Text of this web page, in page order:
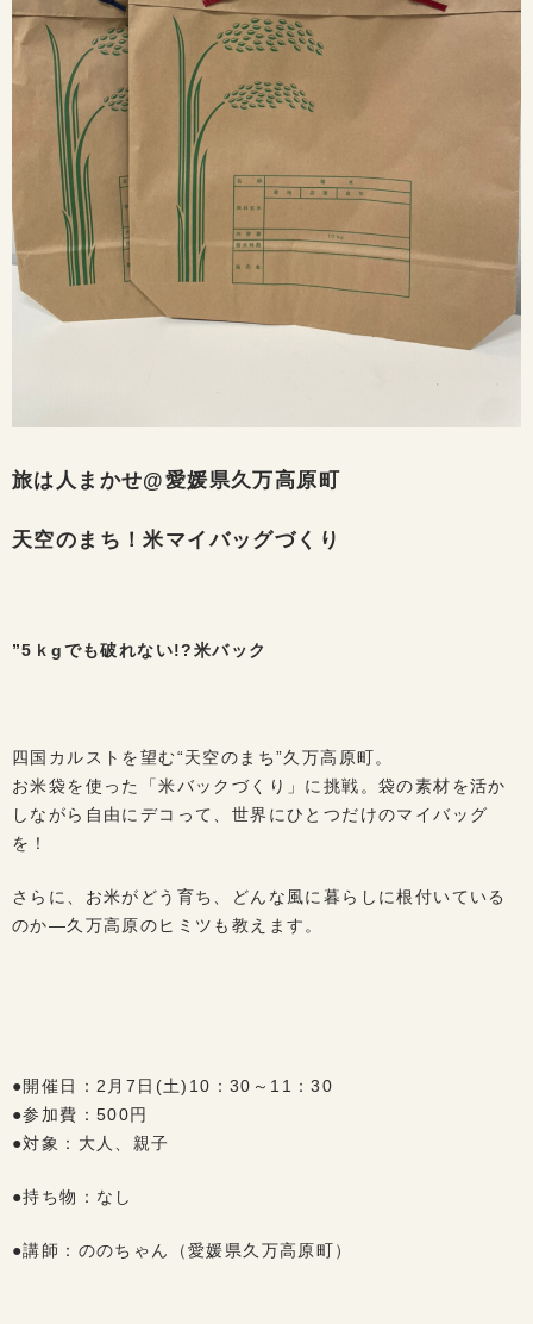
旅は人まかせ@愛媛県久万高原町
天空のまち！米マイバッグづくり
”5ｋgでも破れない!?米バック
四国カルストを望む“天空のまち”久万高原町。
お米袋を使った「米バックづくり」に挑戦。袋の素材を活か
しながら自由にデコって、世界にひとつだけのマイバッグ
を！
さらに、お米がどう育ち、どんな風に暮らしに根付いている
のか―久万高原のヒミツも教えます。
●開催日：2月7日(土)10：30～11：30
●参加費：500円
●対象：大人、親子
●持ち物：なし
●講師：ののちゃん（愛媛県久万高原町）